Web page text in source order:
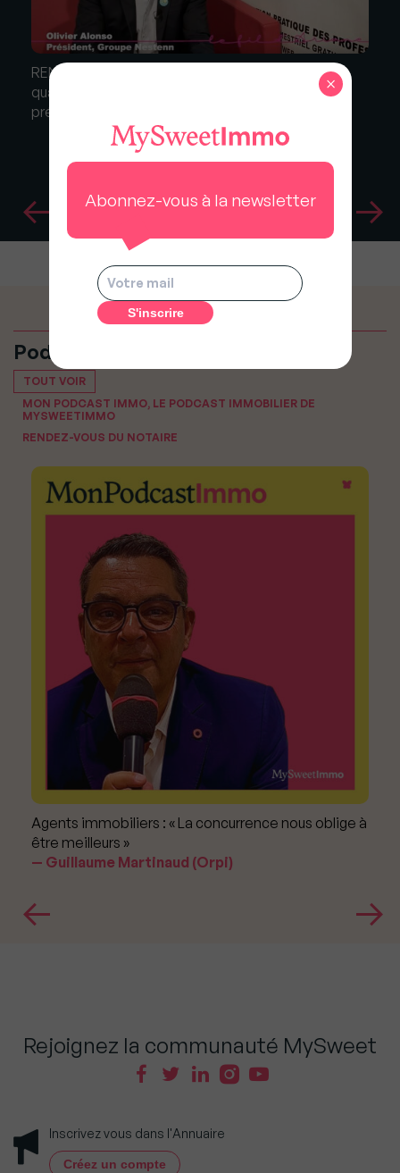
RENT 2018 : "Transparence et engagement de
qualité, les clés du succès", Olivier Alonso,
président de Nestenn
Podcasts
TOUT VOIR
MON PODCAST IMMO, LE PODCAST IMMOBILIER DE
MYSWEETIMMO
RENDEZ-VOUS DU NOTAIRE
Agents immobiliers : « La concurrence nous oblige à
être meilleurs »
Guillaume Martinaud (Orpi)
Rejoignez la communauté MySweet
Inscrivez vous dans l'Annuaire
Créez un compte
Abonnez-vous à la newsletter
×